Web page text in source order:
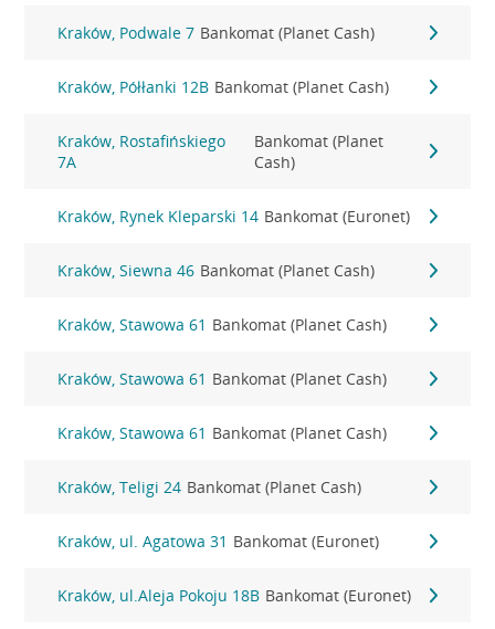
Kraków, Podwale 7 Bankomat (Planet Cash)
Kraków, Półłanki 12B Bankomat (Planet Cash)
Kraków, Rostafińskiego
7A
Bankomat (Planet
Cash)
Kraków, Rynek Kleparski 14 Bankomat (Euronet)
Kraków, Siewna 46 Bankomat (Planet Cash)
Kraków, Stawowa 61 Bankomat (Planet Cash)
Kraków, Stawowa 61 Bankomat (Planet Cash)
Kraków, Stawowa 61 Bankomat (Planet Cash)
Kraków, Teligi 24 Bankomat (Planet Cash)
Kraków, ul. Agatowa 31 Bankomat (Euronet)
Kraków, ul.Aleja Pokoju 18B Bankomat (Euronet)